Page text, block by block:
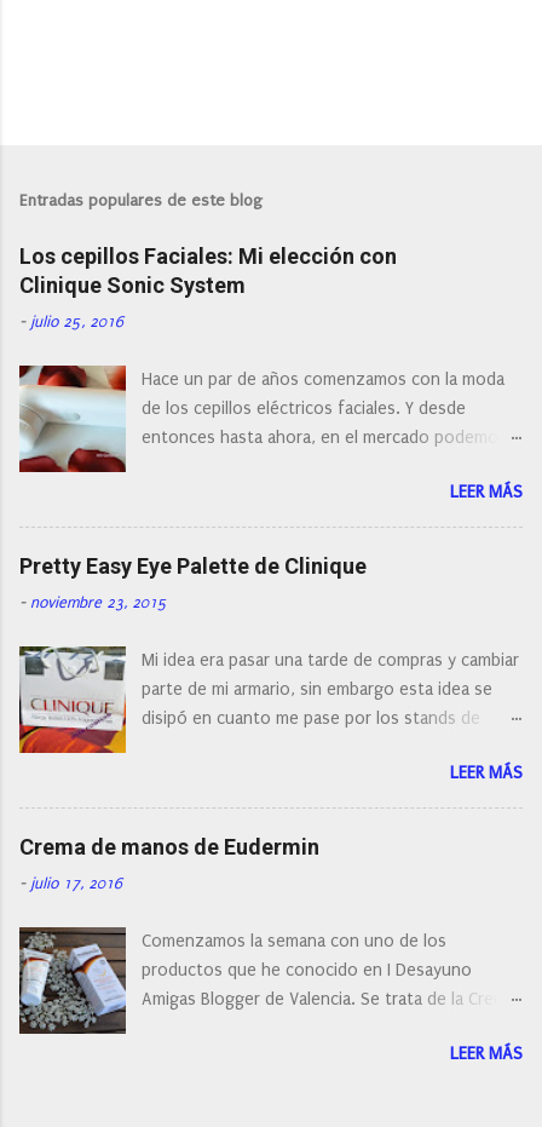
l
a
r
n
o
m
e
n
t
a
o
Entradas populares de este blog
Los cepillos Faciales: Mi elección con
Clinique Sonic System
- julio 25, 2016
Hace un par de años comenzamos con la moda
de los cepillos eléctricos faciales. Y desde
entonces hasta ahora, en el mercado podemos
con diferentes características, a pilas, a batería,
cepillos de rotación o de oscilación... y
naturalmente de todos los precios. Existe en la
actualidad tal variedad, que antes de hacer la
compra debemos de hacernos unas preguntas:
post os voy a dar mi opinión de porque elegí mi
cepillo facial de Clinique
LEER MÁS
Pretty Easy Eye Palette de Clinique
- noviembre 23, 2015
Mi idea era pasar una tarde de compras y cambiar
parte de mi armario, sin embargo esta idea se
disipó en cuanto me pase por los stands de
resistirse a esta paleta de colores de Clinique.
LEER MÁS
Crema de manos de Eudermin
- julio 17, 2016
Comenzamos la semana con uno de los
productos que he conocido en I Desayuno
Amigas Blogger de Valencia. Se trata de la Crema
manos para utilizar tanto en verano como en
LEER MÁS